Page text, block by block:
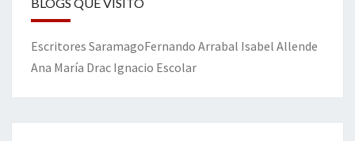
Escritores SaramagoFernando Arrabal Isabel Allende
Ana María Drac Ignacio Escolar